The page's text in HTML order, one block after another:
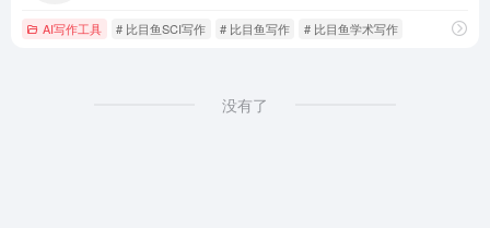
AI写作工具 # 比目鱼SCI写作 # 比目鱼写作 # 比目鱼学术写作
没有了